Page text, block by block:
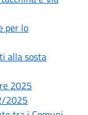
per lo
alla sosta
2025
2025